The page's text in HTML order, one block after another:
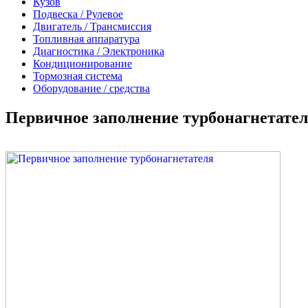
Подвеска / Рулевое
Двигатель / Трансмиссия
Топливная аппаратура
Диагностика / Электроника
Кондиционирование
Тормозная система
Оборудование / средства
Первичное заполнение